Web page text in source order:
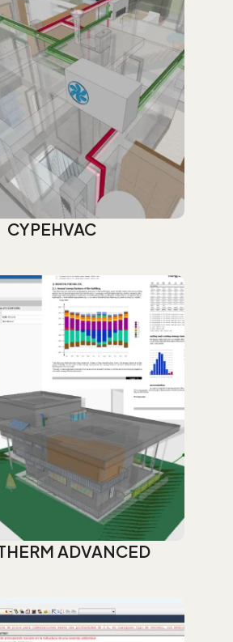
CYPEHVAC
ADVANCED